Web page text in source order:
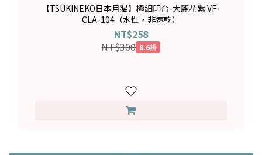
【TSUKINEKO日本月貓】極細印台-大麗花紫 VF-
CLA-104（水性，非速乾）
NT$258
NT$300 8.6折